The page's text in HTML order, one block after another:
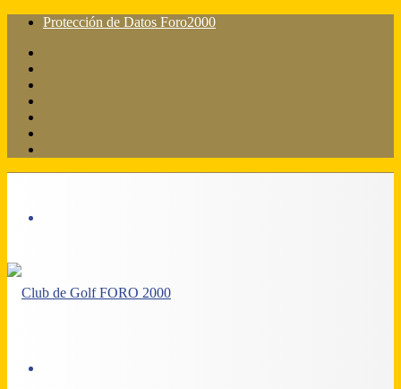
Protección de Datos Foro2000